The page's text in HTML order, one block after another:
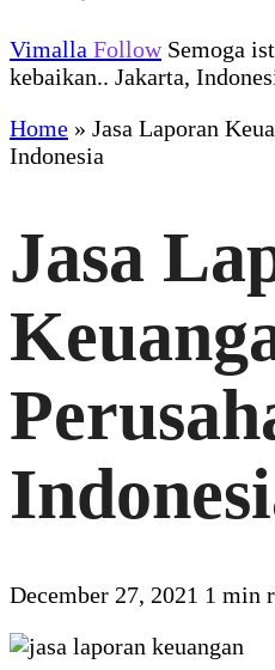
Vimalla Follow Semoga
kebaikan.. Jakarta,
Home » Jasa Laporan
Indonesia
Jasa
December 27, 2021 1 min